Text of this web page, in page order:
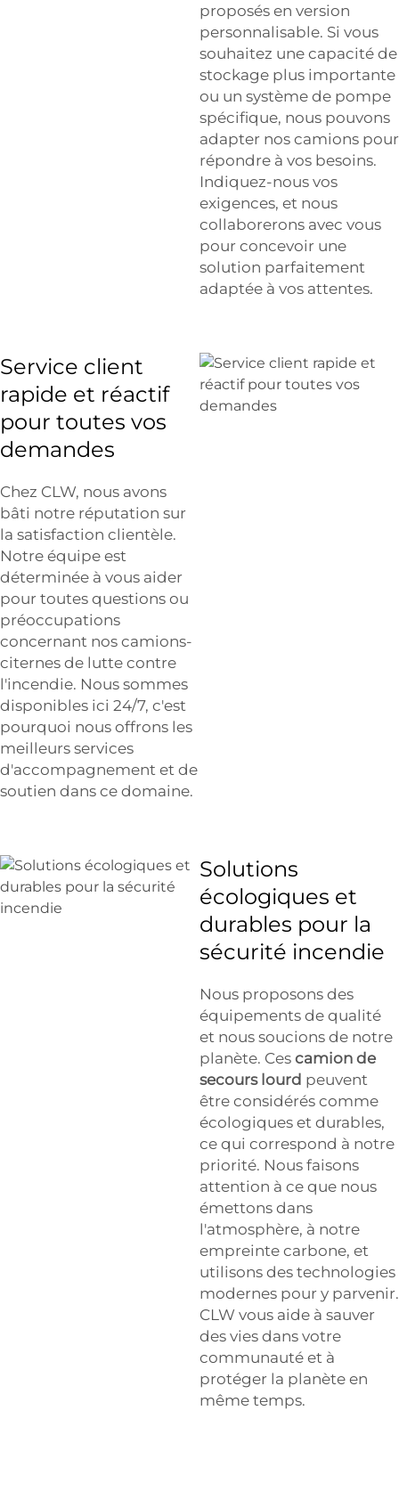
proposés en version
personnalisable. Si vous
souhaitez une capacité de
stockage plus importante
ou un système de pompe
spécifique, nous pouvons
adapter nos camions pour
répondre à vos besoins.
Indiquez-nous vos
exigences, et nous
collaborerons avec vous
pour concevoir une
solution parfaitement
adaptée à vos attentes.
Service client
rapide et réactif
pour toutes vos
demandes
Chez CLW, nous avons
bâti notre réputation sur
la satisfaction clientèle.
Notre équipe est
déterminée à vous aider
pour toutes questions ou
préoccupations
concernant nos camions-
citernes de lutte contre
l'incendie. Nous sommes
disponibles ici 24/7, c'est
pourquoi nous offrons les
meilleurs services
d'accompagnement et de
soutien dans ce domaine.
Solutions
écologiques et
durables pour la
sécurité incendie
Nous proposons des
équipements de qualité
et nous soucions de notre
planète. Ces camion de
secours lourd peuvent
être considérés comme
écologiques et durables,
ce qui correspond à notre
priorité. Nous faisons
attention à ce que nous
émettons dans
l'atmosphère, à notre
empreinte carbone, et
utilisons des technologies
modernes pour y parvenir.
CLW vous aide à sauver
des vies dans votre
communauté et à
protéger la planète en
même temps.